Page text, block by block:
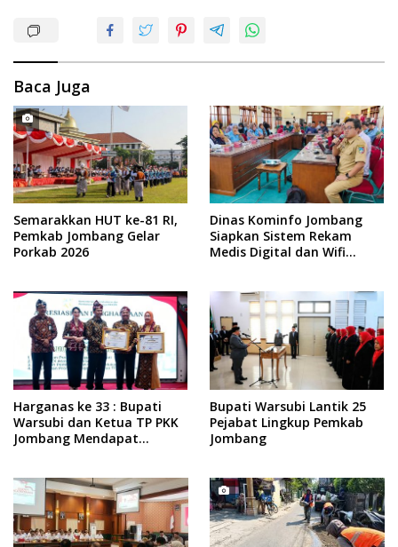
Baca Juga
Semarakkan HUT ke-81 RI,
Pemkab Jombang Gelar
Porkab 2026
Dinas Kominfo Jombang
Siapkan Sistem Rekam
Medis Digital dan Wifi
Harganas ke 33 : Bupati
Warsubi dan Ketua TP PKK
Jombang Mendapat
Bupati Warsubi Lantik 25
Pejabat Lingkup Pemkab
Jombang